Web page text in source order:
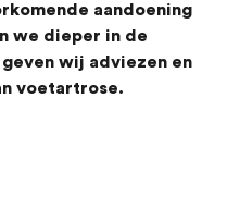
aandoening
we dieper in de
wij adviezen en
voetartrose.